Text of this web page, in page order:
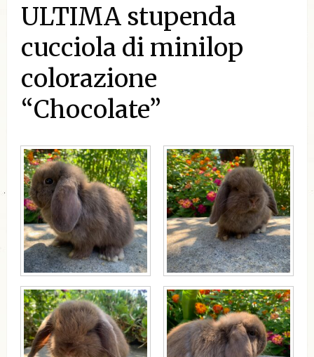
ULTIMA stupenda
cucciola di minilop
colorazione
“Chocolate”